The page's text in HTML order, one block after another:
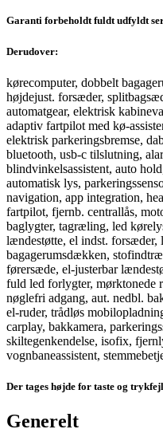
Garanti forbeholdt fuldt udfyldt
Derudover:
kørecomputer, dobbelt
højdejust. forsæder,
automatgear, elektrisk
adaptiv fartpilot med kø-
elektrisk parkeringsbremse,
bluetooth, usb-c tilslutning,
blindvinkelsassistent, auto
automatisk lys,
navigation, app integration,
fartpilot, fjernb. centrallås,
baglygter, tagræling, led
lændestøtte, el indst.
bagagerumsdækken,
førersæde, el-justerbar
fuld led forlygter, mørktonede
nøglefri adgang, aut. nedbl.
el-ruder, trådløs
carplay, bakkamera,
skiltegenkendelse, isofix,
vognbaneassistent,
Der tages højde for taste og trykfejl
Generelt